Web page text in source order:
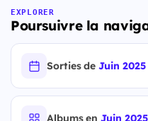
EXPLORER
Poursuivre la
Sorties deJuin 2025
Albums enJuin 2025